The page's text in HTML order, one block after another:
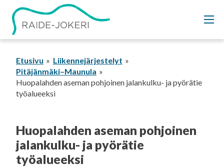
Siirry
sisältöön
Etusivu
Liikennejärjestelyt
Pitäjänmäki–Maunula
Huopalahden aseman pohjoinen jalankulku- ja pyörätie
työalueeksi
Huopalahden aseman pohjoinen
jalankulku- ja pyörätie
työalueeksi